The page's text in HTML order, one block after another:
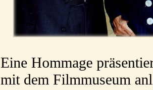
Eine Hommage
mit dem Filmmuseum